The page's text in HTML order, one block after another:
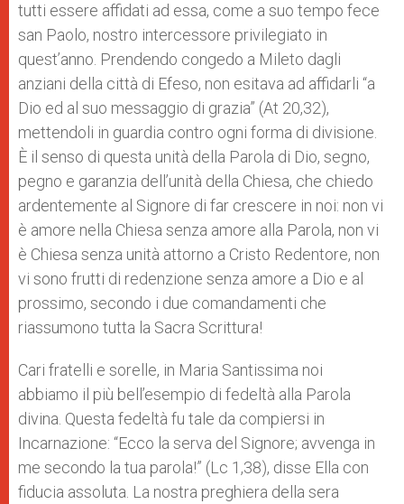
tutti essere affidati ad essa, come a suo tempo fece
san Paolo, nostro intercessore privilegiato in
quest’anno. Prendendo congedo a Mileto dagli
anziani della città di Efeso, non esitava ad affidarli “a
Dio ed al suo messaggio di grazia” (At 20,32),
mettendoli in guardia contro ogni forma di divisione.
È il senso di questa unità della Parola di Dio, segno,
pegno e garanzia dell’unità della Chiesa, che chiedo
ardentemente al Signore di far crescere in noi: non vi
è amore nella Chiesa senza amore alla Parola, non vi
è Chiesa senza unità attorno a Cristo Redentore, non
vi sono frutti di redenzione senza amore a Dio e al
prossimo, secondo i due comandamenti che
riassumono tutta la Sacra Scrittura!
Cari fratelli e sorelle, in Maria Santissima noi
abbiamo il più bell’esempio di fedeltà alla Parola
divina. Questa fedeltà fu tale da compiersi in
Incarnazione: “Ecco la serva del Signore; avvenga in
me secondo la tua parola!” (Lc 1,38), disse Ella con
fiducia assoluta. La nostra preghiera della sera